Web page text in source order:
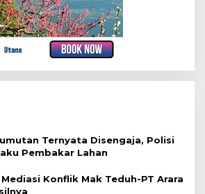
Ternyata Disengaja, Polisi
Pembakar Lahan
Konflik Mak Teduh-PT Arara